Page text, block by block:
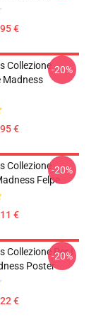
€
Collezione
Madness
€
-20%
Collezione
Felpe
€
-20%
Collezione Per I
Poster
€
-20%